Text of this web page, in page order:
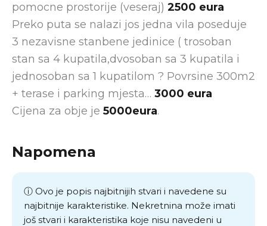
pomocne prostorije (veseraj) 2500 eura
Preko puta se nalazi jos jedna vila poseduje
3 nezavisne stanbene jedinice ( trosoban
stan sa 4 kupatila,dvosoban sa 3 kupatila i
jednosoban sa 1 kupatilom ? Povrsine 300m2
+ terase i parking mjesta… 3000 eura
Cijena za obje je 5000eura.
Napomena
ⓘ Ovo je popis najbitnijih stvari i navedene su
najbitnije karakteristike. Nekretnina može imati
još stvari i karakteristika koje nisu navedeni u